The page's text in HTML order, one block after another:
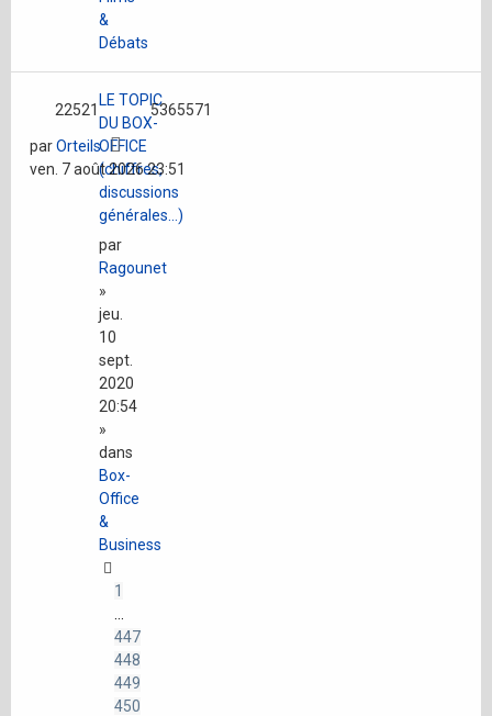
&
Débats
LE TOPIC
DU BOX-
OFFICE
(chiffres,
discussions
générales...)
par
Ragounet
»
jeu.
10
sept.
2020
20:54
»
dans
Box-
Office
&
Business
1
447
448
449
450
22521 5365571
parOrteils
ven. 7 août 2026 23:51